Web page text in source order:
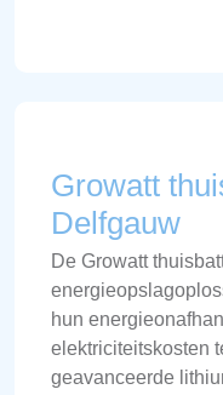
Growatt
Delfgauw
De Growatt
hun
elektriciteitskosten
geavanceerde